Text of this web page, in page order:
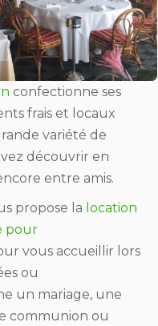
confectionne ses
frais et locaux
variété de
découvrir en
entre amis.
propose la location
pour
vous accueillir lors
ou
un mariage, une
communion ou